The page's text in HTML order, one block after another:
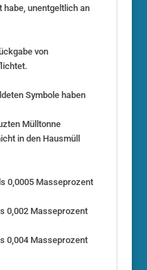
unentgeltlich an
von
Symbole haben
Mülltonne
in den Hausmüll
0,0005 Masseprozent
0,002 Masseprozent
0,004 Masseprozent